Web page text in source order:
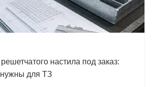
настила под заказ:
для ТЗ